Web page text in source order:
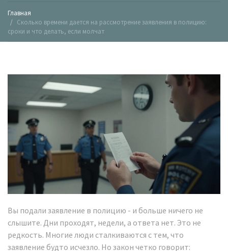
Главная
Сколько времени дается на рассмотрение заявления в полицию:
сроки и что делать, если молчат
Вы подали заявление в полицию - и больше ничего не
слышите. Дни проходят, недели, а ответа нет. Это не
редкость. Многие люди сталкиваются с тем, что
заявление будто исчезло. Но закон четко говорит: